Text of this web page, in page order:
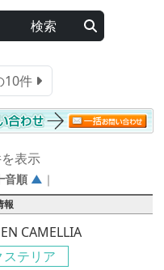
10件
表示
音順 ▲ ｜
報
CAMELLIA
ステリア